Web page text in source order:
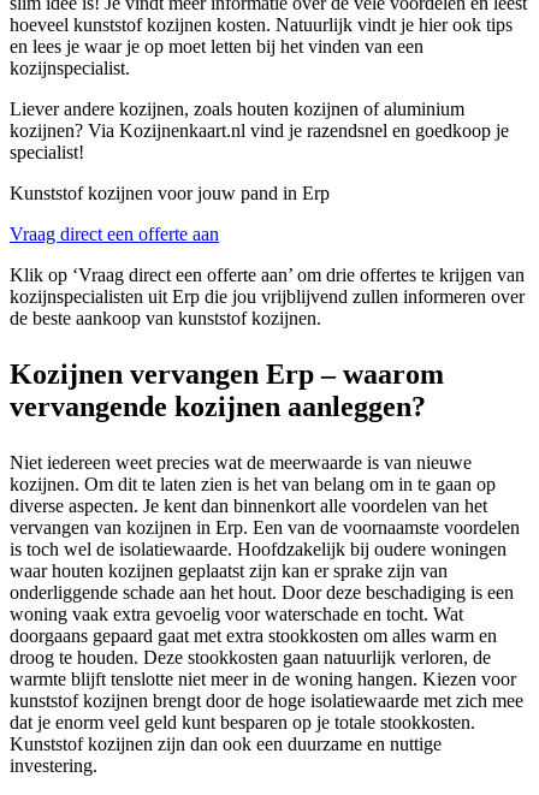
hoeveel kunststof kozijnen kosten. Natuurlijk vindt je hier ook tips
en lees je waar je op moet letten bij het vinden van een
kozijnspecialist.
Liever andere kozijnen, zoals houten kozijnen of aluminium
kozijnen? Via Kozijnenkaart.nl vind je razendsnel en goedkoop je
specialist!
Kunststof kozijnen voor jouw pand in Erp
Vraag direct een offerte aan
Klik op ‘Vraag direct een offerte aan’ om drie offertes te krijgen van
kozijnspecialisten uit Erp die jou vrijblijvend zullen informeren over
de beste aankoop van kunststof kozijnen.
Kozijnen vervangen Erp – waarom
vervangende kozijnen aanleggen?
Niet iedereen weet precies wat de meerwaarde is van nieuwe
kozijnen. Om dit te laten zien is het van belang om in te gaan op
diverse aspecten. Je kent dan binnenkort alle voordelen van het
vervangen van kozijnen in Erp. Een van de voornaamste voordelen
is toch wel de isolatiewaarde. Hoofdzakelijk bij oudere woningen
waar houten kozijnen geplaatst zijn kan er sprake zijn van
onderliggende schade aan het hout. Door deze beschadiging is een
woning vaak extra gevoelig voor waterschade en tocht. Wat
doorgaans gepaard gaat met extra stookkosten om alles warm en
droog te houden. Deze stookkosten gaan natuurlijk verloren, de
warmte blijft tenslotte niet meer in de woning hangen. Kiezen voor
kunststof kozijnen brengt door de hoge isolatiewaarde met zich mee
dat je enorm veel geld kunt besparen op je totale stookkosten.
Kunststof kozijnen zijn dan ook een duurzame en nuttige
investering.